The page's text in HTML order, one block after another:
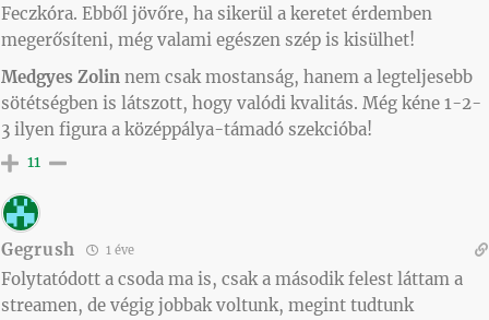
Feczkóra. Ebből jövőre, ha sikerül a keretet érdemben
megerősíteni, még valami egészen szép is kisülhet!
Medgyes Zolin nem csak mostanság, hanem a legteljesebb
sötétségben is látszott, hogy valódi kvalitás. Még kéne 1-2-
3 ilyen figura a középpálya-támadó szekcióba!
11
Gegrush 1 éve
Folytatódott a csoda ma is, csak a második felest láttam a
streamen, de végig jobbak voltunk, megint tudtunk